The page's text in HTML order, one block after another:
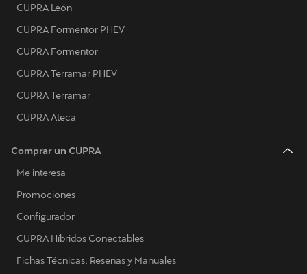
CUPRA León
CUPRA Formentor PHEV
CUPRA Formentor
CUPRA Terramar PHEV
CUPRA Terramar
CUPRA Ateca
Comprar un CUPRA
Me interesa
Promociones
Configurador
CUPRA Híbridos Conectables
Fichas Técnicas, Reseñas y Manuales